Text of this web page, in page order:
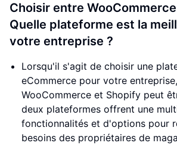
Choisir entre
Quelle plateforme est la
votre entreprise ?
Lorsqu'il s'agit de choisir une
eCommerce pour votre
WooCommerce et Shopify peut
deux plateformes offrent une
fonctionnalités et d'options pour
besoins des propriétaires de